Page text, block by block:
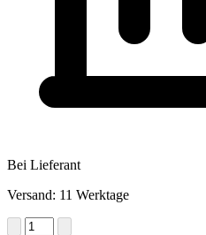
Bei Lieferant
Versand: 11 Werktage